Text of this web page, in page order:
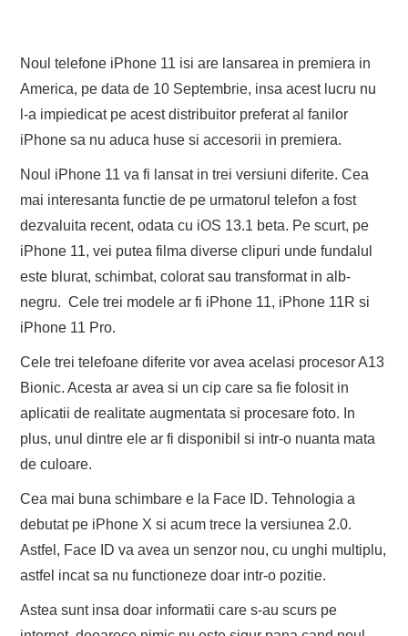
Noul telefone iPhone 11 isi are lansarea in premiera in
America, pe data de 10 Septembrie, insa acest lucru nu
l-a impiedicat pe acest distribuitor preferat al fanilor
iPhone sa nu aduca huse si accesorii in premiera.
Noul iPhone 11 va fi lansat in trei versiuni diferite. Cea
mai interesanta functie de pe urmatorul telefon a fost
dezvaluita recent, odata cu iOS 13.1 beta. Pe scurt, pe
iPhone 11, vei putea filma diverse clipuri unde fundalul
este blurat, schimbat, colorat sau transformat in alb-
negru. Cele trei modele ar fi iPhone 11, iPhone 11R si
iPhone 11 Pro.
Cele trei telefoane diferite vor avea acelasi procesor A13
Bionic. Acesta ar avea si un cip care sa fie folosit in
aplicatii de realitate augmentata si procesare foto. In
plus, unul dintre ele ar fi disponibil si intr-o nuanta mata
de culoare.
Cea mai buna schimbare e la Face ID. Tehnologia a
debutat pe iPhone X si acum trece la versiunea 2.0.
Astfel, Face ID va avea un senzor nou, cu unghi multiplu,
astfel incat sa nu functioneze doar intr-o pozitie.
Astea sunt insa doar informatii care s-au scurs pe